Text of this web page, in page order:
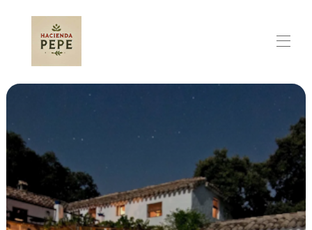
Karte
Verfügbarkeit
Bewertungen
Kontakt